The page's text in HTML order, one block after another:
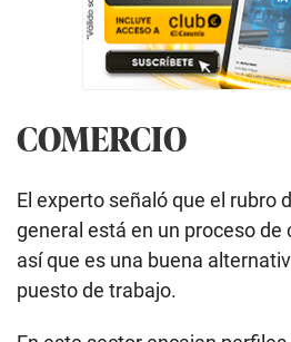
COMERCIO
El experto señaló que el rubro
general está en un proceso
así que es una buena
puesto de trabajo.